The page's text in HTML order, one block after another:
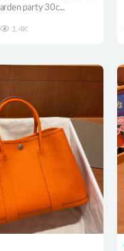
party 30c...
1.4K